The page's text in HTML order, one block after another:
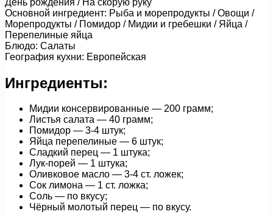
Основной ингредиент: Рыба и морепродукты / Овощи /
Морепродукты / Помидор / Мидии и гребешки / Яйца /
Перепелиные яйца
Блюдо: Салаты
География кухни: Европейская
Ингредиенты:
Мидии консервированные — 200 грамм;
Листья салата — 40 грамм;
Помидор — 3-4 штук;
Яйца перепелиные — 6 штук;
Сладкий перец — 1 штука;
Лук-порей — 1 штука;
Оливковое масло — 3-4 ст. ложек;
Сок лимона — 1 ст. ложка;
Соль — по вкусу;
Чёрный молотый перец — по вкусу.